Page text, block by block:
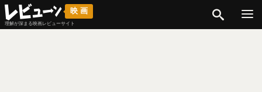
映画
理解が深まる映画レビューサイト